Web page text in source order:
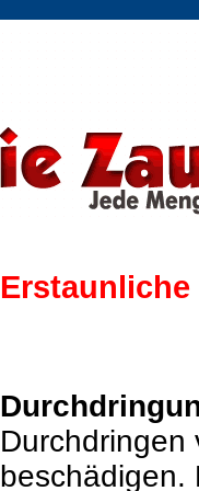
Durchdringen
beschädigen.